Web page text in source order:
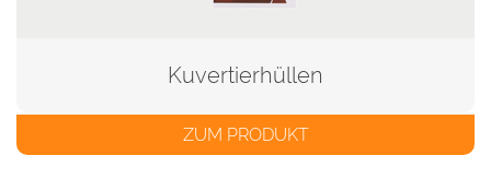
Kuvertierhüllen
ZUM PRODUKT